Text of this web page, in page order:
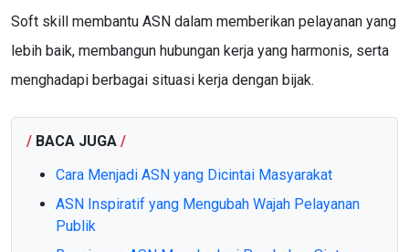
Soft skill membantu ASN dalam memberikan pelayanan yang
lebih baik, membangun hubungan kerja yang harmonis, serta
menghadapi berbagai situasi kerja dengan bijak.
/ BACA JUGA /
Cara Menjadi ASN yang Dicintai Masyarakat
ASN Inspiratif yang Mengubah Wajah Pelayanan
Publik